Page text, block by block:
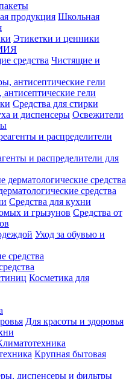
Школьная
Этикетки и ценники
Чистящие и
гели
Средства для стирки
Освежители
и распределители для
средства
Средства для кухни
Средства от
Уход за обувью и
Косметика для
Для красоты и здоровья
Крупная бытовая